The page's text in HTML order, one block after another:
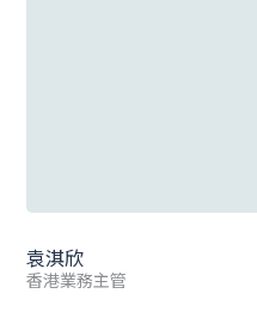
袁淇欣
香港業務主管